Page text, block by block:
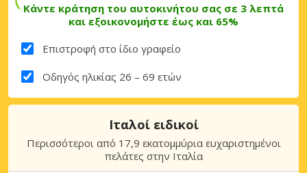
Κάντε κράτηση του αυτοκινήτου σας σε 3 λεπτά
και εξοικονομήστε έως και 65%
Επιστροφή στο ίδιο γραφείο
Οδηγός ηλικίας 26 – 69 ετών
Ιταλοί ειδικοί
Περισσότεροι από 17,9 εκατομμύρια ευχαριστημένοι
πελάτες στην Ιταλία